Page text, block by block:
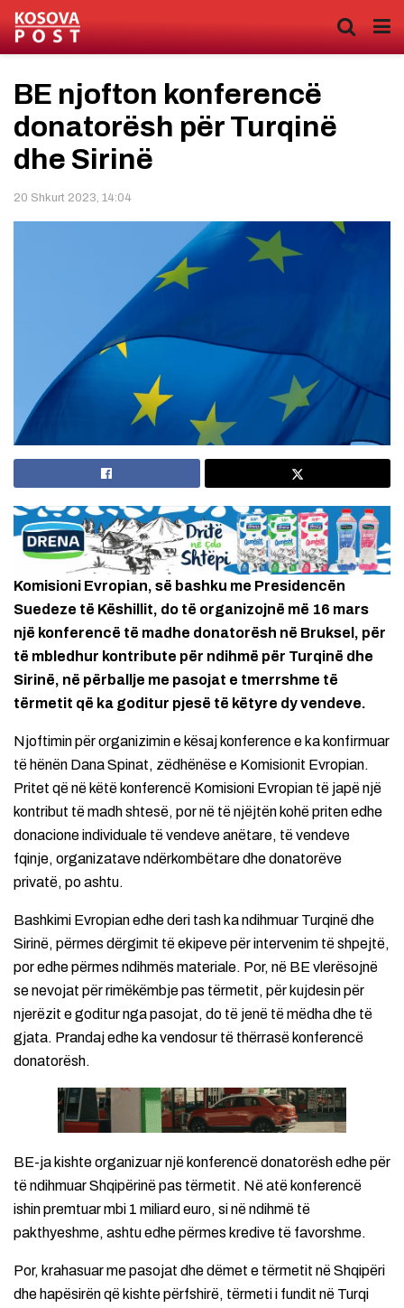
BE njofton konferencë
donatorësh për Turqinë
dhe Sirinë
20 Shkurt 2023, 14:04
Komisioni Evropian, së bashku me Presidencën
Suedeze të Këshillit, do të organizojnë më 16 mars
një konferencë të madhe donatorësh në Bruksel, për
të mbledhur kontribute për ndihmë për Turqinë dhe
Sirinë, në përballje me pasojat e tmerrshme të
tërmetit që ka goditur pjesë të këtyre dy vendeve.
Njoftimin për organizimin e kësaj konference e ka konfirmuar
të hënën Dana Spinat, zëdhënëse e Komisionit Evropian.
Pritet që në këtë konferencë Komisioni Evropian të japë një
kontribut të madh shtesë, por në të njëjtën kohë priten edhe
donacione individuale të vendeve anëtare, të vendeve
fqinje, organizatave ndërkombëtare dhe donatorëve
privatë, po ashtu.
Bashkimi Evropian edhe deri tash ka ndihmuar Turqinë dhe
Sirinë, përmes dërgimit të ekipeve për intervenim të shpejtë,
por edhe përmes ndihmës materiale. Por, në BE vlerësojnë
se nevojat për rimëkëmbje pas tërmetit, për kujdesin për
njerëzit e goditur nga pasojat, do të jenë të mëdha dhe të
gjata. Prandaj edhe ka vendosur të thërrasë konferencë
donatorësh.
BE-ja kishte organizuar një konferencë donatorësh edhe për
të ndihmuar Shqipërinë pas tërmetit. Në atë konferencë
ishin premtuar mbi 1 miliard euro, si në ndihmë të
pakthyeshme, ashtu edhe përmes kredive të favorshme.
Por, krahasuar me pasojat dhe dëmet e tërmetit në Shqipëri
dhe hapësirën që kishte përfshirë, tërmeti i fundit në Turqi